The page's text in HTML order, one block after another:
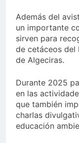
Además del
un importante
sirven para
de cetáceos del
de Algeciras.
Durante 2025
en las
que también
charlas
educación